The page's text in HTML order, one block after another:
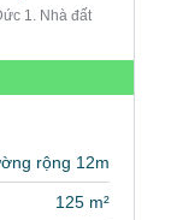
1. Nhà đất
rộng 12m
125 m²